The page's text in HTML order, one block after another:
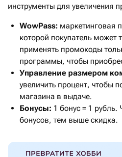
инструменты для увеличения
WowPass: маркетинговая
которой покупатель может
применять промокоды
программы, чтобы
Управление размером
увеличить процент, чтобы
магазина в выдаче.
Бонусы: 1 бонус = 1
бонусов, тем выше скидка.